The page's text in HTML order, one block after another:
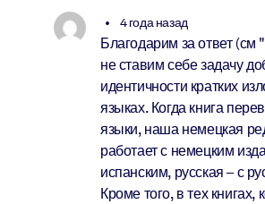
4 года назад
Благодарим за ответ
не ставим себе задачу
идентичности кратких
языках. Когда книга
языки, наша немецкая
работает с немецким
испанским, русская – с
Кроме того, в тех книгах,